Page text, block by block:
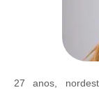
27 anos,